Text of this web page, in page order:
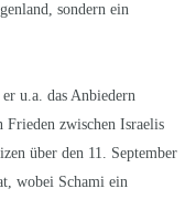
sondern ein
u.a. das Anbiedern
Frieden zwischen Israelis
über den 11. September
wobei Schami ein